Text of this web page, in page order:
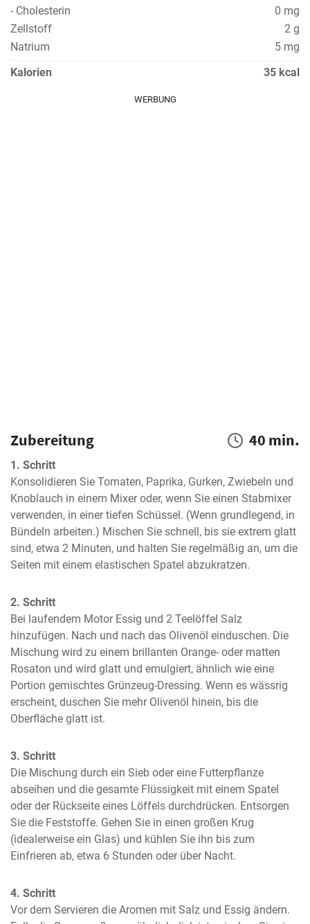
- Cholesterin
0 mg
Zellstoff
2 g
Natrium
5 mg
Kalorien
35 kcal
WERBUNG
Zubereitung 40 min.
1. Schritt
Konsolidieren Sie Tomaten, Paprika, Gurken, Zwiebeln und
Knoblauch in einem Mixer oder, wenn Sie einen Stabmixer
verwenden, in einer tiefen Schüssel. (Wenn grundlegend, in
Bündeln arbeiten.) Mischen Sie schnell, bis sie extrem glatt
sind, etwa 2 Minuten, und halten Sie regelmäßig an, um die
Seiten mit einem elastischen Spatel abzukratzen.
2. Schritt
Bei laufendem Motor Essig und 2 Teelöffel Salz
hinzufügen. Nach und nach das Olivenöl einduschen. Die
Mischung wird zu einem brillanten Orange- oder matten
Rosaton und wird glatt und emulgiert, ähnlich wie eine
Portion gemischtes Grünzeug-Dressing. Wenn es wässrig
erscheint, duschen Sie mehr Olivenöl hinein, bis die
Oberfläche glatt ist.
3. Schritt
Die Mischung durch ein Sieb oder eine Futterpflanze
abseihen und die gesamte Flüssigkeit mit einem Spatel
oder der Rückseite eines Löffels durchdrücken. Entsorgen
Sie die Feststoffe. Gehen Sie in einen großen Krug
(idealerweise ein Glas) und kühlen Sie ihn bis zum
Einfrieren ab, etwa 6 Stunden oder über Nacht.
4. Schritt
Vor dem Servieren die Aromen mit Salz und Essig ändern.